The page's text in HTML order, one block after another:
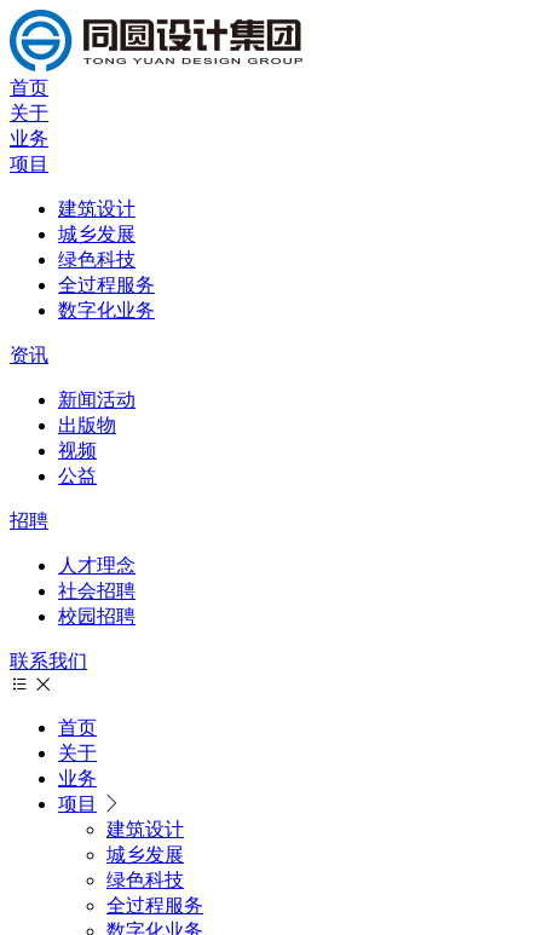
首页
关于
业务
项目
建筑设计
城乡发展
绿色科技
全过程服务
数字化业务
资讯
新闻活动
出版物
视频
公益
招聘
人才理念
社会招聘
校园招聘
联系我们
首页
关于
业务
项目
建筑设计
城乡发展
绿色科技
全过程服务
数字化业务